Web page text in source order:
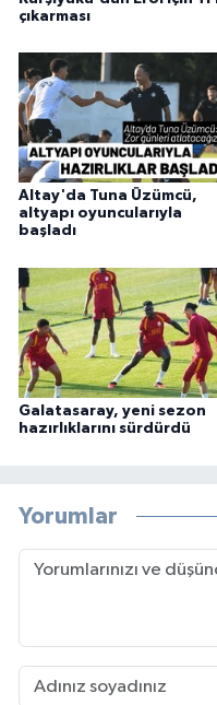
çıkarması
Altay'da Tuna Üzümcü,
altyapı oyuncularıyla
başladı
Galatasaray, yeni sezon
hazırlıklarını sürdürdü
Yorumlar